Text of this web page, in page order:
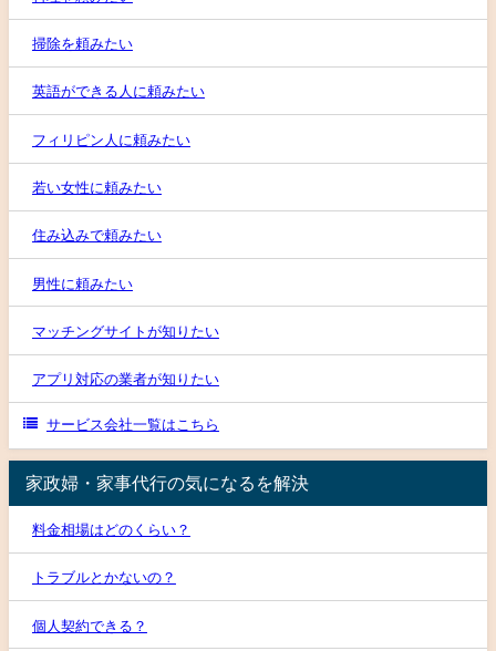
掃除を頼みたい
英語ができる人に頼みたい
フィリピン人に頼みたい
若い女性に頼みたい
住み込みで頼みたい
男性に頼みたい
マッチングサイトが知りたい
アプリ対応の業者が知りたい
サービス会社一覧はこちら
家政婦・家事代行の気になるを解決
料金相場はどのくらい？
トラブルとかないの？
個人契約できる？